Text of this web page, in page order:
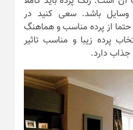
وسایل باشد. سعی کنید در
از پرده مناسب و هماهنگ
پرده زیبا و مناسب تاثیر
جذاب دارد.